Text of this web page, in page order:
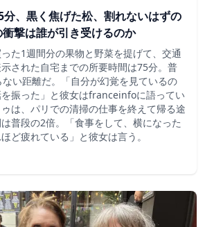
、黒く焦げた松、割れないはずの
撃は誰が引き受けるのか
た1週間分の果物と野菜を提げて、交通
された自宅までの所要時間は75分。普
い距離だ。「自分が幻覚を見ているの
振った」と彼女はfranceinfoに語ってい
は、パリでの清掃の仕事を終えて帰る途
普段の2倍。「食事をして、横になった
ど疲れている」と彼女は言う。